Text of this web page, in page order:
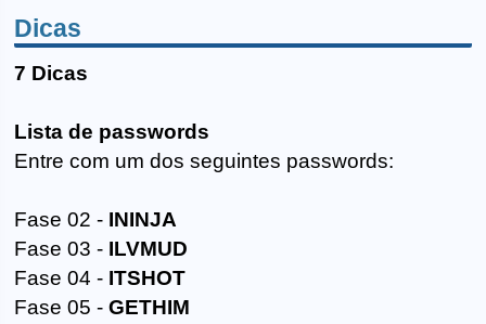
Dicas
7 Dicas
Lista de passwords
Entre com um dos seguintes passwords:
Fase 02 - ININJA
Fase 03 - ILVMUD
Fase 04 - ITSHOT
Fase 05 -GETHIM